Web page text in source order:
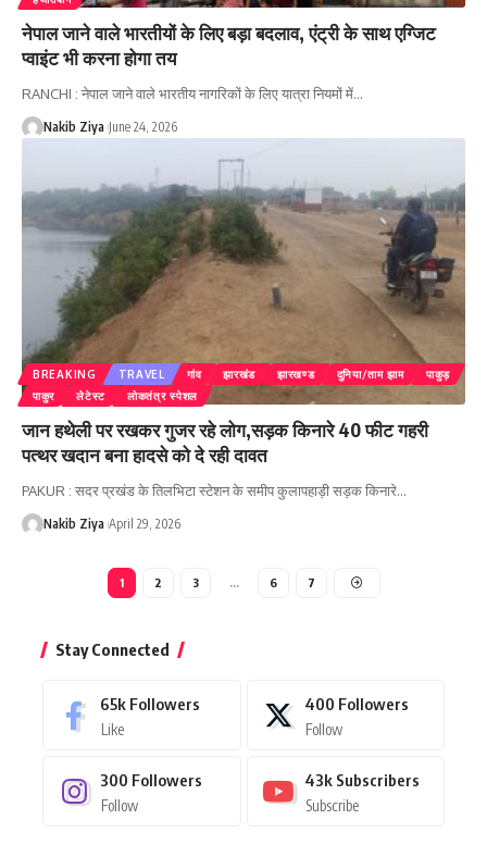
नेपाल जाने वाले भारतीयों के लिए बड़ा बदलाव, एंट्री के साथ एग्जिट
प्वाइंट भी करना होगा तय
RANCHI : नेपाल जाने वाले भारतीय नागरिकों के लिए यात्रा नियमों में…
Nakib Ziya June 24, 2026
BREAKING TRAVEL गांव झारखंड झारखण्ड दुनिया/ताम झाम
पाकुड़
पाकुर
लेटेस्ट लोकतंत्र स्पेशल
जान हथेली पर रखकर गुजर रहे लोग,सड़क किनारे 40 फीट गहरी
पत्थर खदान बना हादसे को दे रही दावत
PAKUR : सदर प्रखंड के तिलभिटा स्टेशन के समीप कुलापहाड़ी सड़क किनारे…
Nakib Ziya April 29, 2026
1 2 3 … 6 7
Stay Connected
65k Followers
Like
400 Followers
Follow
300 Followers
Follow
43k Subscribers
Subscribe